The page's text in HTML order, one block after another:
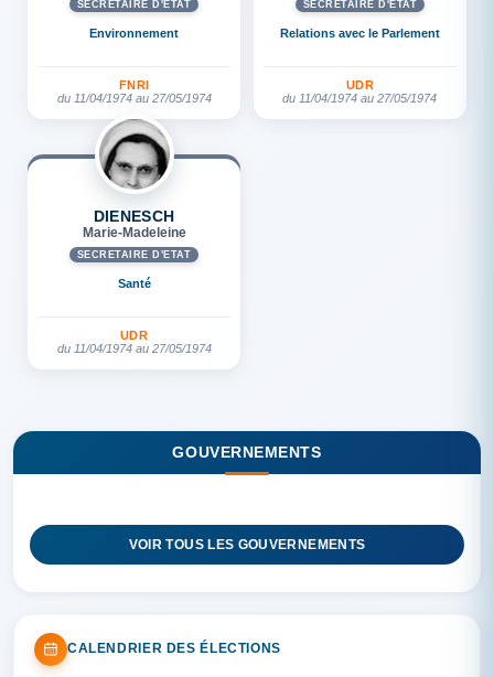
SECRÉTAIRE D'ETAT
Environnement
FNRI
du 11/04/1974 au 27/05/1974
SECRÉTAIRE D'ETAT
Relations avec le Parlement
UDR
du 11/04/1974 au 27/05/1974
DIENESCH
Marie-Madeleine
SECRÉTAIRE D'ETAT
Santé
UDR
du 11/04/1974 au 27/05/1974
GOUVERNEMENTS
VOIR TOUS LES GOUVERNEMENTS
CALENDRIER DES ÉLECTIONS